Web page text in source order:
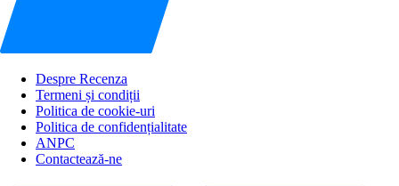
Despre Recenza
Termeni și condiții
Politica de cookie-uri
Politica de confidențialitate
ANPC
Contactează-ne